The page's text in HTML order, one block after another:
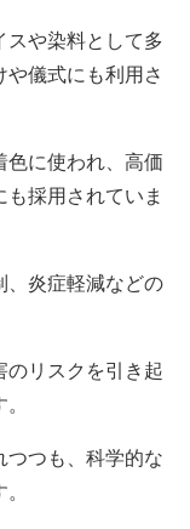
スや染料として多
儀式にも利用さ
色に使われ、高価
採用されていま
、炎症軽減などの
のリスクを引き起
つつも、科学的な